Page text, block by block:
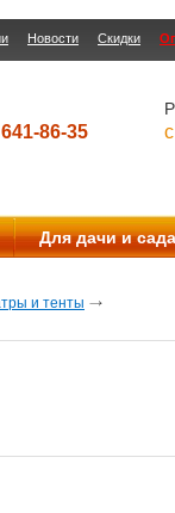
Новости Скидки
641-86-35
Для дачи и сада
и тенты